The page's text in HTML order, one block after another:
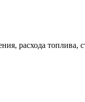
расхода